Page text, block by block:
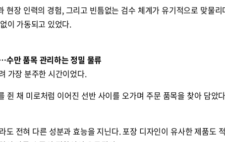
현장 인력의 경험, 그리고 빈틈없는 검수 체계가 유기적으로 맞물리
이 가동되고 있었다.
만 품목 관리하는 정밀 물류
가장 분주한 시간이었다.
쥔 채 미로처럼 이어진 선반 사이를 오가며 주문 품목을 찾아 담았
도 전혀 다른 성분과 효능을 지닌다. 포장 디자인이 유사한 제품도